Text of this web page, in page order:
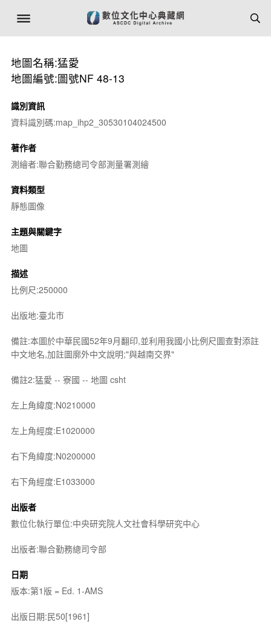
地圖名稱:猛愛
地圖編號:圖號NF 48-13
識別資訊
資料識別碼:map_ihp2_30530104024500
著作者
測繪者:聯合勤務總司令部測量署測繪
資料類型
靜態圖像
主題與關鍵字
地圖
描述
比例尺:250000
出版地:臺北市
備註:本圖於中華民國52年9月翻印,並利用我國小比例尺圖查對添註
中文地名,加註圖廓外中文說明;"與越南交界"
備註2:猛愛 -- 寮國 -- 地圖 csht
左上角緯度:N0210000
左上角經度:E1020000
右下角緯度:N0200000
右下角經度:E1033000
出版者
數位化執行單位:中央研究院人文社會科學研究中心
出版者:聯合勤務總司令部
日期
版本:第1版 = Ed. 1-AMS
出版日期:民50[1961]